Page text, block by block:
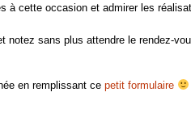
à cette occasion et admirer les
notez sans plus attendre le rendez-
en remplissant ce petit formulaire